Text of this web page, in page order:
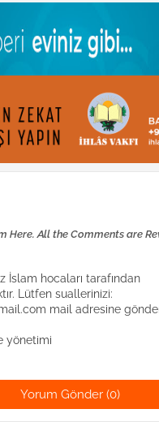
Here. All the Comments are
İslam hocaları tarafından
Lütfen suallerinizi:
mail adresine
yönetimi
Yorum Gönder (0)